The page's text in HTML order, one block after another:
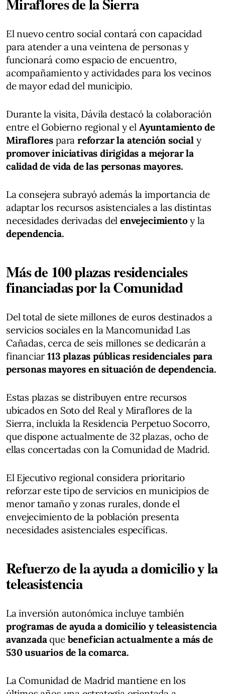
El nuevo centro social contará con capacidad
para atender a una veintena de personas y
funcionará como espacio de encuentro,
acompañamiento y actividades para los vecinos
de mayor edad del municipio.
Durante la visita, Dávila destacó la colaboración
entre el Gobierno regional y el Ayuntamiento de
Miraflores para reforzar la atención socialy
promover iniciativas dirigidas a mejorar la
calidad de vida de las personas mayores.
La consejera subrayó además la importancia de
adaptar los recursos asistenciales a las distintas
necesidades derivadas delenvejecimientoy la
dependencia.
Más de 100 plazas residenciales
financiadas por la Comunidad
Del total de siete millones de euros destinados a
servicios sociales en la Mancomunidad Las
Cañadas, cerca de seis millones se dedicarán a
financiar113 plazas públicas residenciales para
personas mayores en situación de dependencia.
Estas plazas se distribuyen entre recursos
ubicados en Soto del Real y Miraflores de la
Sierra, incluida la Residencia Perpetuo Socorro,
que dispone actualmente de 32 plazas, ocho de
ellas concertadas con la Comunidad de Madrid.
El Ejecutivo regional considera prioritario
reforzar este tipo de servicios en municipios de
menor tamaño y zonas rurales, donde el
envejecimiento de la población presenta
necesidades asistenciales específicas.
Refuerzo de la ayuda a domicilio y la
teleasistencia
La inversión autonómica incluye también
programas de ayuda a domicilio y teleasistencia
avanzadaque benefician actualmente a más de
530 usuarios de la comarca.
La Comunidad de Madrid mantiene en los